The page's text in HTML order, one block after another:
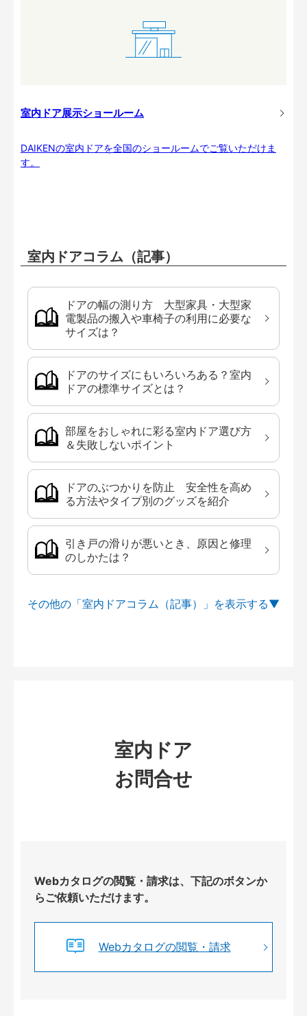
室内ドア展示ショールーム
DAIKENの室内ドアを全国のショールームでご覧いただけま
す。
室内ドアコラム（記事）
ドアの幅の測り方 大型家具・大型家
電製品の搬入や車椅子の利用に必要な
サイズは？
ドアのサイズにもいろいろある？室内
ドアの標準サイズとは？
部屋をおしゃれに彩る室内ドア選び方
＆失敗しないポイント
ドアのぶつかりを防止 安全性を高め
る方法やタイプ別のグッズを紹介
引き戸の滑りが悪いとき、原因と修理
のしかたは？
その他の「室内ドアコラム（記事）」を
室内ドア
お問合せ
Webカタログの閲覧・請求は、下記のボタンか
らご依頼いただけます。
Webカタログの閲覧・請求